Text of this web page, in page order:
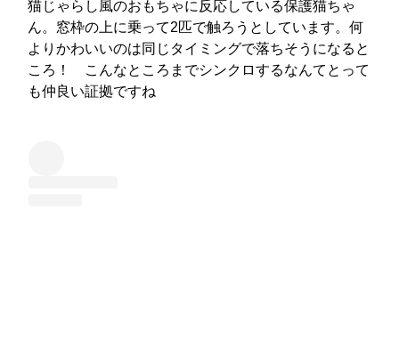
猫じゃらし風のおもちゃに反応している保護猫ちゃ
ん。窓枠の上に乗って2匹で触ろうとしています。何
よりかわいいのは同じタイミングで落ちそうになると
ころ！ こんなところまでシンクロするなんてとって
も仲良い証拠ですね